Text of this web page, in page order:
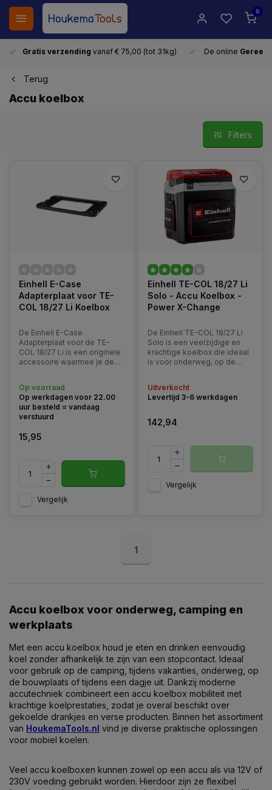
0
Gratis verzending vanaf € 75,00 (tot 31kg) De online
Terug
Accu koelbox
Filters
Einhell E-Case
Adapterplaat voor TE-
COL 18/27 Li Koelbox
De Einhell E-Case
Adapterplaat voor de TE-
COL 18/27 Li is een originele
accessoire waarmee je de
aan het modulaire Einhell E-
Case systeem.
Op voorraad
Op werkdagen voor 22.00
uur besteld = vandaag
verstuurd
15,95
Vergelijk
Einhell TE-COL 18/27 Li
Solo - Accu Koelbox -
Power X-Change
De Einhell TE-COL 18/27 Li
Solo is een veelzijdige en
krachtige koelbox die ideaal
is voor onderweg, op de
de Power X-Change
technologie kan de koelbox
gebruikt met een 18V-accu
Uitverkocht
Levertijd 3-6 werkdagen
142,94
Vergelijk
1
Accu koelbox voor onderweg, camping en
werkplaats
Met een accu koelbox houd je eten en drinken eenvoudig
koel zonder afhankelijk te zijn van een stopcontact. Ideaal
voor gebruik op de camping, tijdens vakanties, onderweg, op
de bouwplaats of tijdens een dagje uit. Dankzij moderne
accutechniek combineert een accu koelbox mobiliteit met
krachtige koelprestaties, zodat je overal beschikt over
gekoelde drankjes en verse producten. Binnen het assortiment
van HoukemaTools.nl vind je diverse praktische oplossingen
voor mobiel koelen.
Veel accu koelboxen kunnen zowel op een accu als via 12V of
230V voeding gebruikt worden. Hierdoor zijn ze flexibel